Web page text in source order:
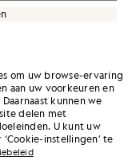
meer dan £70
AANMELDEN
om uw browse-ervaring
aan uw voorkeuren en
kunnen we
delen met
U kunt uw
instellingen’ te